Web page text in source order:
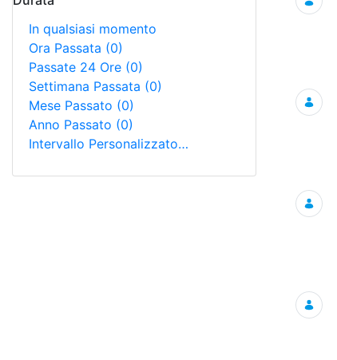
In qualsiasi momento
Ora Passata (0)
Passate 24 Ore (0)
Settimana Passata (0)
Mese Passato (0)
Anno Passato (0)
Intervallo Personalizzato…